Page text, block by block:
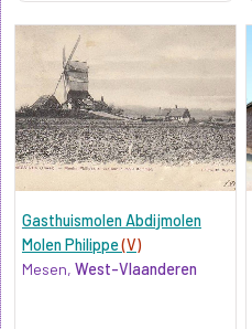
Gasthuismolen Abdijmolen
Molen Philippe(V)
Mesen, West-Vlaanderen